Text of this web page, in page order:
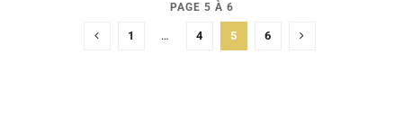
PAGE 5 À 6
1 … 4 5 6